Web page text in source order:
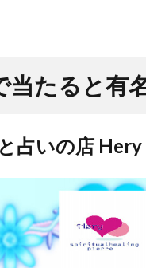
当たると有
占いの店